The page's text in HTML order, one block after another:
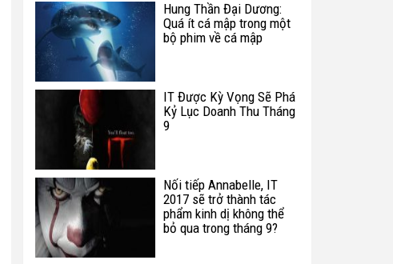
Hung Thần Đại Dương:
Quá ít cá mập trong một
bộ phim về cá mập
IT Được Kỳ Vọng Sẽ Phá
Kỷ Lục Doanh Thu Tháng
9
Nối tiếp Annabelle, IT
2017 sẽ trở thành tác
phẩm kinh dị không thể
bỏ qua trong tháng 9?